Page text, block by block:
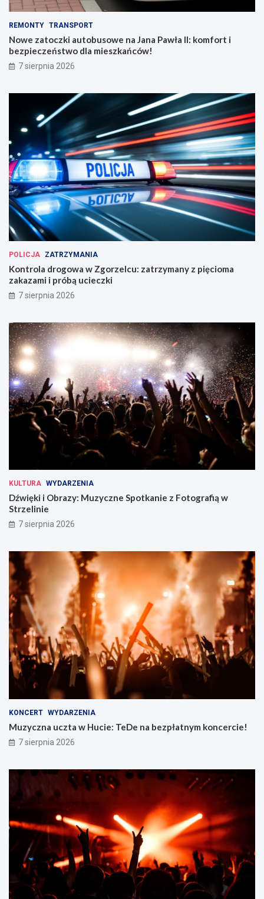
REMONTY TRANSPORT
Nowe zatoczki autobusowe na Jana Pawła II: komfort i
bezpieczeństwo dla mieszkańców!
7 sierpnia 2026
POLICJA ZATRZYMANIA
Kontrola drogowa w Zgorzelcu: zatrzymany z pięcioma
zakazami i próbą ucieczki
7 sierpnia 2026
KULTURA WYDARZENIA
Dźwięki i Obrazy: Muzyczne Spotkanie z Fotografią w
Strzelinie
7 sierpnia 2026
KONCERT WYDARZENIA
Muzyczna uczta w Hucie: TeDe na bezpłatnym koncercie!
7 sierpnia 2026